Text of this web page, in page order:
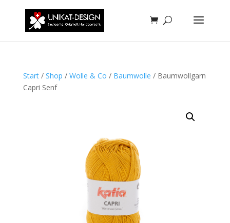
Start/ Shop / Wolle & Co / Baumwolle / Baumwollgarn
Capri Senf